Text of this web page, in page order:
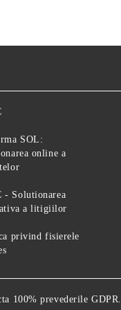
SOL:
online a
- Solutionarea
a litigiilor
privind fisierele
100% prevederile GDPR.